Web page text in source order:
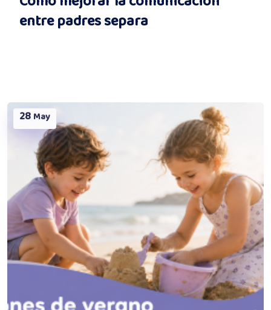
entre padres separa
28 May